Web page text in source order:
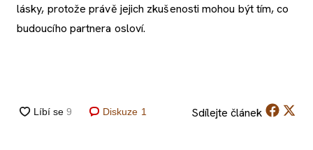
lásky, protože právě jejich zkušenosti mohou být tím, co
budoucího partnera osloví.
Diskuze 1 Sdílejte článek